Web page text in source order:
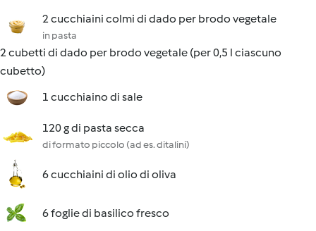
2 cucchiaini colmi di dado per brodo vegetale
in pasta
2 cubetti di dado per brodo vegetale (per 0,5 l ciascuno
cubetto)
1 cucchiaino di sale
120 g di pasta secca
di formato piccolo (ad es. ditalini)
6 cucchiaini di olio di oliva
6 foglie di basilico fresco